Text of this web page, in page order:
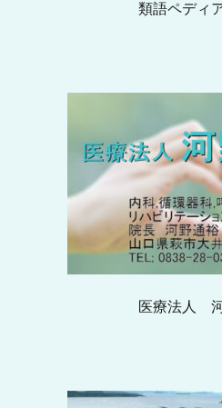
類語ペディ
医療法人